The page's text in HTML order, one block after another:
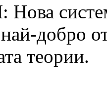
добро
теории.